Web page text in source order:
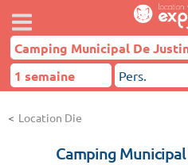
Location Die
Camping